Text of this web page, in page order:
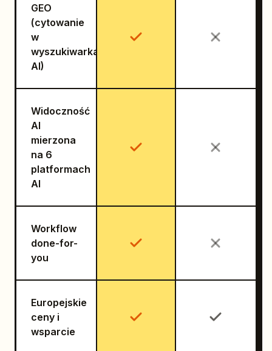
GEO
(cytowanie
w
wyszukiwarkach
AI)
Widoczność
AI
mierzona
na 6
platformach
AI
Workflow
done-for-
you
Europejskie
ceny i
wsparcie